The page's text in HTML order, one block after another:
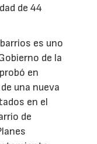
de 44
es uno
de la
en
una nueva
en el
de